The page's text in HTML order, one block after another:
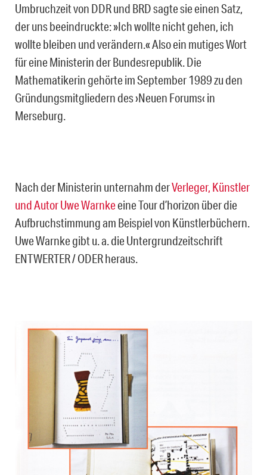
Umbruchzeit von DDR und BRD sagte sie einen Satz,
der uns beeindruckte: »Ich wollte nicht gehen, ich
wollte bleiben und verändern.« Also ein mutiges Wort
für eine Ministerin der Bundesrepublik. Die
Mathematikerin gehörte im September 1989 zu den
Gründungsmitgliedern des ›Neuen Forums‹ in
Merseburg.
Nach der Ministerin unternahm derVerleger, Künstler
und Autor Uwe Warnkeeine Tour d’horizon über die
Aufbruchstimmung am Beispiel von Künstlerbüchern.
Uwe Warnke gibt u. a. die Untergrundzeitschrift
ENTWERTER / ODER heraus.